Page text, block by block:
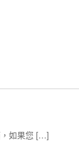
，如果您 […]